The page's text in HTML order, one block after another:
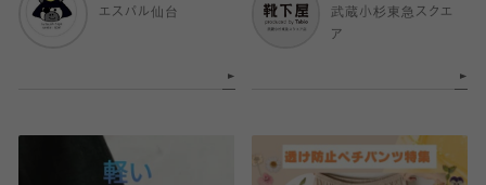
エスパル仙台
武蔵小杉東急スクエ
ア